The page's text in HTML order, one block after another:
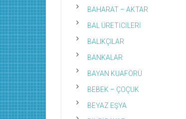
BAHARAT – AKTAR
BAL ÜRETİCİLERİ
BALIKÇILAR
BANKALAR
BAYAN KUAFÖRÜ
BEBEK – ÇOÇUK
BEYAZ EŞYA